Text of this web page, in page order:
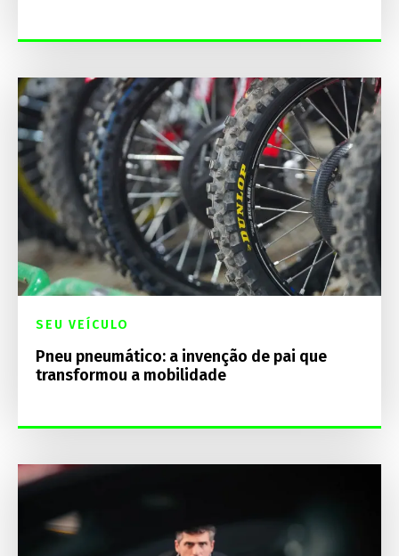
SEU VEÍCULO
Pneu pneumático: a invenção de pai que
transformou a mobilidade